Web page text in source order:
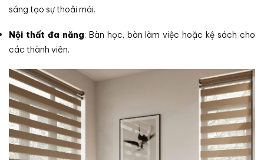
sáng tạo sự thoải mái.
Nội thất đa năng: Bàn học, bàn làm việc hoặc kệ sách cho
các thành viên.